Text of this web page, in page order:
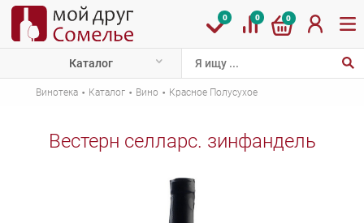
0 0 0
Каталог
Винотека · Каталог · Вино · Красное Полусухое
Вестерн селларс. зинфандель